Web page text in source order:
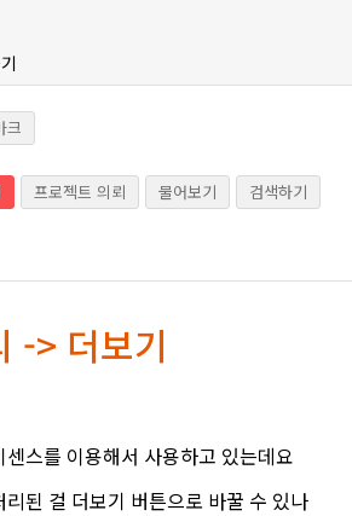
크
프로젝트 의뢰 물어보기
검색하기
-> 더보기
스를 이용해서 사용하고 있는데요
된 걸 더보기 버튼으로 바꿀 수 있나